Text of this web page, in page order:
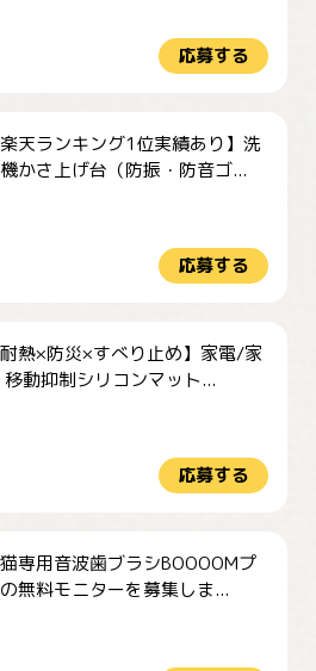
応募する
楽天ランキング1位実績あり】洗
かさ上げ台（防振・防音ゴ...
応募する
耐熱×防災×すべり止め】家電/家
移動抑制シリコンマット...
応募する
専用音波歯ブラシBOOOOMプ
無料モニターを募集しま...